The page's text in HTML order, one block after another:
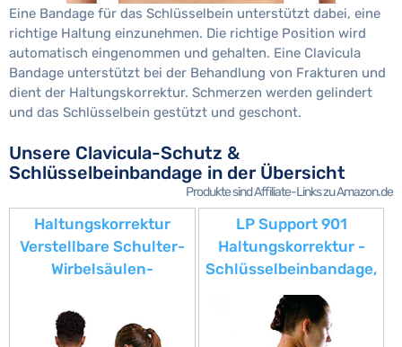
Eine Bandage für das Schlüsselbein unterstützt dabei, eine
richtige Haltung einzunehmen. Die richtige Position wird
automatisch eingenommen und gehalten. Eine Clavicula
Bandage unterstützt bei der Behandlung von Frakturen und
dient der Haltungskorrektur. Schmerzen werden gelindert
und das Schlüsselbein gestützt und geschont.
Unsere Clavicula-Schutz &
Schlüsselbeinbandage in der Übersicht
Produkte sind Affiliate-Links zu Amazon.de
Haltungskorrektur
Verstellbare Schulter-
Wirbelsäulen-
Schlüsselbein-
Bandage
LP Support 901
Haltungskorrektur -
Schlüsselbeinbandage,
Größe:M, Farbe:weiss